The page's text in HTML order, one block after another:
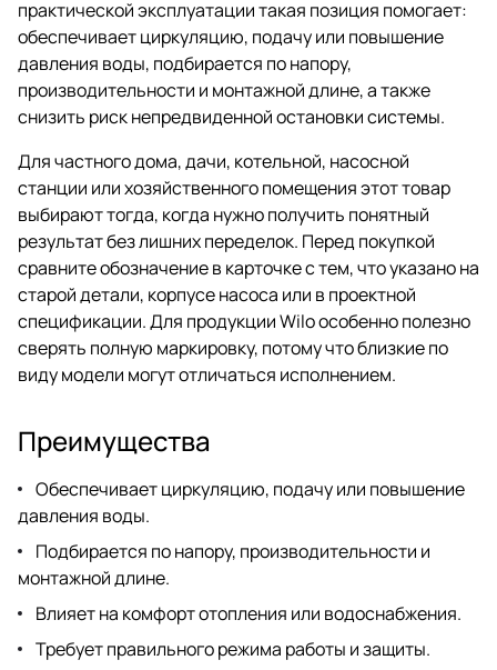
практической эксплуатации такая позиция помогает:
обеспечивает циркуляцию, подачу или повышение
давления воды, подбирается по напору,
производительности и монтажной длине, а также
снизить риск непредвиденной остановки системы.
Для частного дома, дачи, котельной, насосной
станции или хозяйственного помещения этот товар
выбирают тогда, когда нужно получить понятный
результат без лишних переделок. Перед покупкой
сравните обозначение в карточке с тем, что указано на
старой детали, корпусе насоса или в проектной
спецификации. Для продукции Wilo особенно полезно
сверять полную маркировку, потому что близкие по
виду модели могут отличаться исполнением.
Преимущества
Обеспечивает циркуляцию, подачу или повышение
давления воды.
Подбирается по напору, производительности и
монтажной длине.
Влияет на комфорт отопления или водоснабжения.
Требует правильного режима работы и защиты.